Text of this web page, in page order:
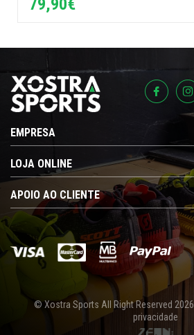
79,90€
EMPRESA
LOJA ONLINE
APOIO AO CLIENTE
© Xostra Sports All Right Reserved 2026
privacidade